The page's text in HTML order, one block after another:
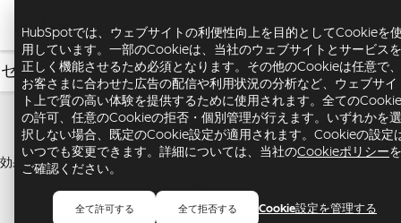
HubSpotでは、ウェブサイトの利便性向上を目的としてCookieを
用しています。一部のCookieは、当社のウェブサイトとサービスを
正しく機能させるため必須となります。その他のCookieは任意で、
お客さまに合わせた広告の配信や利用状況の分析など、ウェブサイ
ト上で質の高い体験を提供するために使用されます。全てのCookie
の許可、任意のCookieの拒否・個別管理が行えます。いずれかを選
択しない場合、既定のCookie設定が適用されます。Cookieの設定
いつでも変更できます。詳細については、当社のCookieポリシーを
ご確認ください。
Cookie設定を管理する
全て許可する 全て拒否する
ュ
セールス USD
Sales Hub
効果的なセールスソフトウェアを使って取引の成約数を伸ばし、成長を